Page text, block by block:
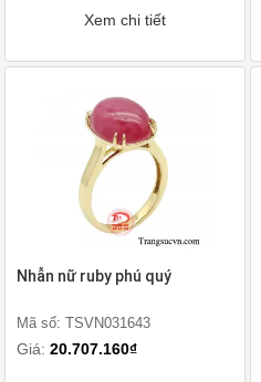
Xem chi tiết
Nhẫn nữ ruby phú quý
Mã số: TSVN031643
Giá: 20.707.160₫